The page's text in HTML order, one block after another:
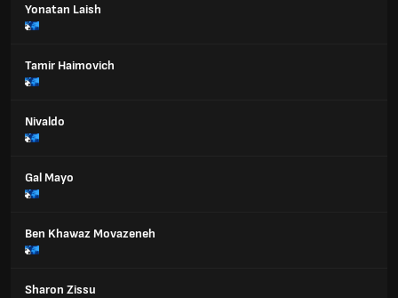
Yonatan Laish
Tamir Haimovich
Nivaldo
Gal Mayo
Ben Khawaz Movazeneh
Sharon Zissu